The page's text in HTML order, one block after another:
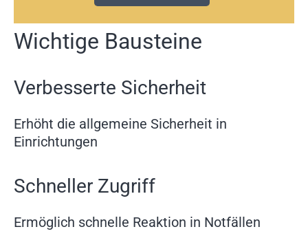
Wichtige Bausteine
Verbesserte Sicherheit
Erhöht die allgemeine Sicherheit in
Einrichtungen
Schneller Zugriff
Ermöglich schnelle Reaktion in Notfällen